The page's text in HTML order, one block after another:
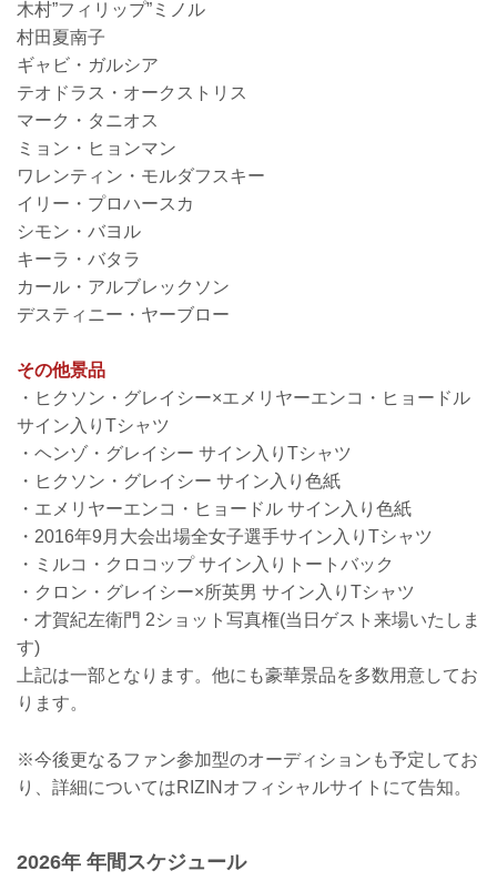
木村”フィリップ”ミノル
村田夏南子
ギャビ・ガルシア
テオドラス・オークストリス
マーク・タニオス
ミョン・ヒョンマン
ワレンティン・モルダフスキー
イリー・プロハースカ
シモン・バヨル
キーラ・バタラ
カール・アルブレックソン
デスティニー・ヤーブロー
その他景品
・ヒクソン・グレイシー×エメリヤーエンコ・ヒョードル
サイン入りTシャツ
・ヘンゾ・グレイシー サイン入りTシャツ
・ヒクソン・グレイシー サイン入り色紙
・エメリヤーエンコ・ヒョードル サイン入り色紙
・2016年9月大会出場全女子選手サイン入りTシャツ
・ミルコ・クロコップ サイン入りトートバック
・クロン・グレイシー×所英男 サイン入りTシャツ
・才賀紀左衛門 2ショット写真権(当日ゲスト来場いたしま
す)
上記は一部となります。他にも豪華景品を多数用意してお
ります。
※今後更なるファン参加型のオーディションも予定してお
り、詳細についてはRIZINオフィシャルサイトにて告知。
2026年 年間スケジュール